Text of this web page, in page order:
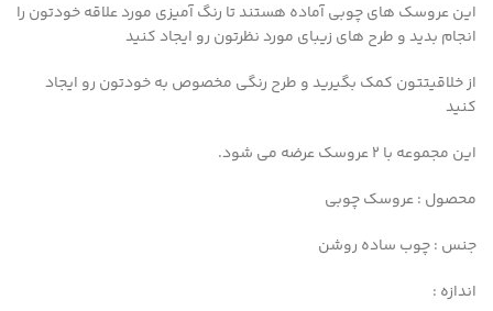
این عروسک های چوبی آماده هستند تا رنگ آمیزی مورد علاقه خودتون را
انجام بدید و طرح های زیبای مورد نظرتون رو ایجاد کنید
از خلاقیتتون کمک بگیرید و طرح رنگی مخصوص به خودتون رو ایجاد
کنید
این مجموعه با ۲ عروسک عرضه می شود.
محصول : عروسک چوبی
جنس : چوب ساده روشن
اندازه :